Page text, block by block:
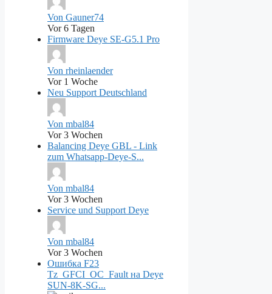
Von Gauner74
Vor 6 Tagen
Firmware Deye SE-G5.1 Pro
Von rheinlaender
Vor 1 Woche
Neu Support Deutschland
Von mbal84
Vor 3 Wochen
Balancing Deye GBL - Link
zum Whatsapp-Deye-S...
Von mbal84
Vor 3 Wochen
Service und Support Deye
Von mbal84
Vor 3 Wochen
Ошибка F23
Tz_GFCI_OC_Fault на Deye
SUN-8K-SG...